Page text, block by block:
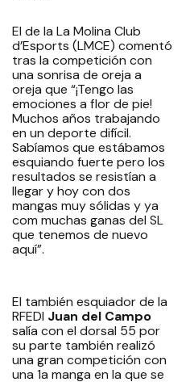
El de la La Molina Club
d’Esports (LMCE) comentó
tras la competición con
una sonrisa de oreja a
oreja que “¡Tengo las
emociones a flor de pie!
Muchos años trabajando
en un deporte difícil.
Sabíamos que estábamos
esquiando fuerte pero los
resultados se resistían a
llegar y hoy con dos
mangas muy sólidas y ya
com muchas ganas del SL
que tenemos de nuevo
aquí”.
El también esquiador de la
RFEDI Juan del Campo
salía con el dorsal 55 por
su parte también realizó
una gran competición con
una 1a manga en la que se